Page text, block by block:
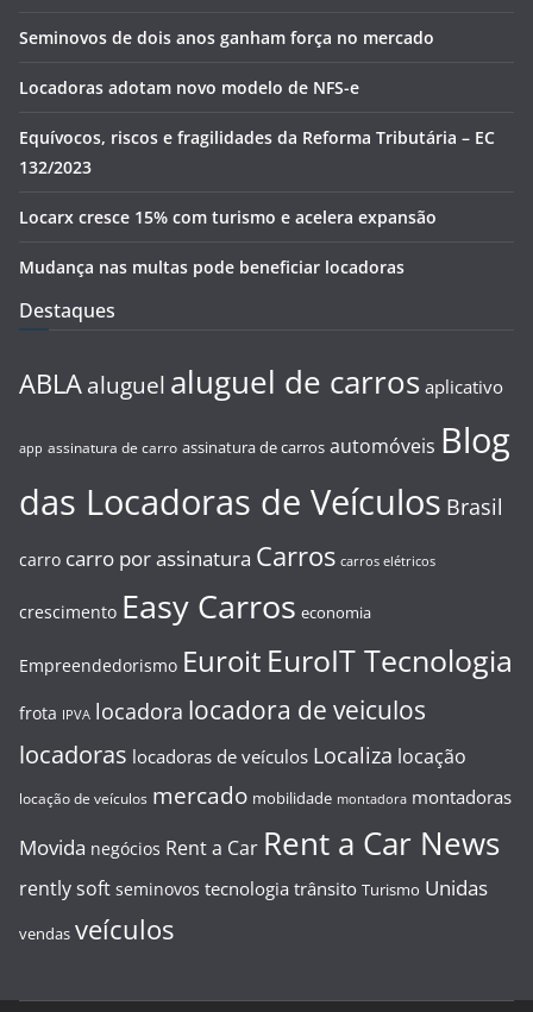
Seminovos de dois anos ganham força no mercado
Locadoras adotam novo modelo de NFS-e
Equívocos, riscos e fragilidades da Reforma Tributária – EC
132/2023
Locarx cresce 15% com turismo e acelera expansão
Mudança nas multas pode beneficiar locadoras
Destaques
ABLA aluguel aluguel de carros aplicativo
app assinatura de carro assinatura de carros automóveis Blog
das Locadoras de Veículos Brasil
carro carro por assinatura Carros carros elétricos
crescimento Easy Carros economia
Empreendedorismo Euroit EuroIT Tecnologia
frota IPVA locadora locadora de veiculos
locadoras locadoras de veículos Localiza locação
locação de veículos mercado mobilidade montadora montadoras
Movida negócios Rent a Car Rent a Car News
rently soft seminovos tecnologia trânsito Turismo Unidas
vendas veículos